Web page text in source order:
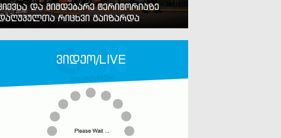
და მიმდებარე ტერიტორიაზე
რიცხვი გაიზარდა
ვიდეო/LIVE